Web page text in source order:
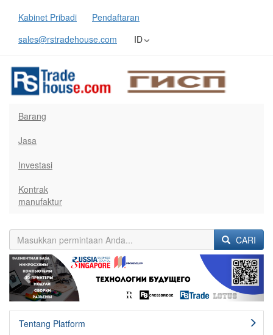
Kabinet Pribadi
Pendaftaran
sales@rstradehouse.com
ID
Barang
Jasa
Investasi
Kontrak
manufaktur
CARI
Previous Next
Tentang Platform